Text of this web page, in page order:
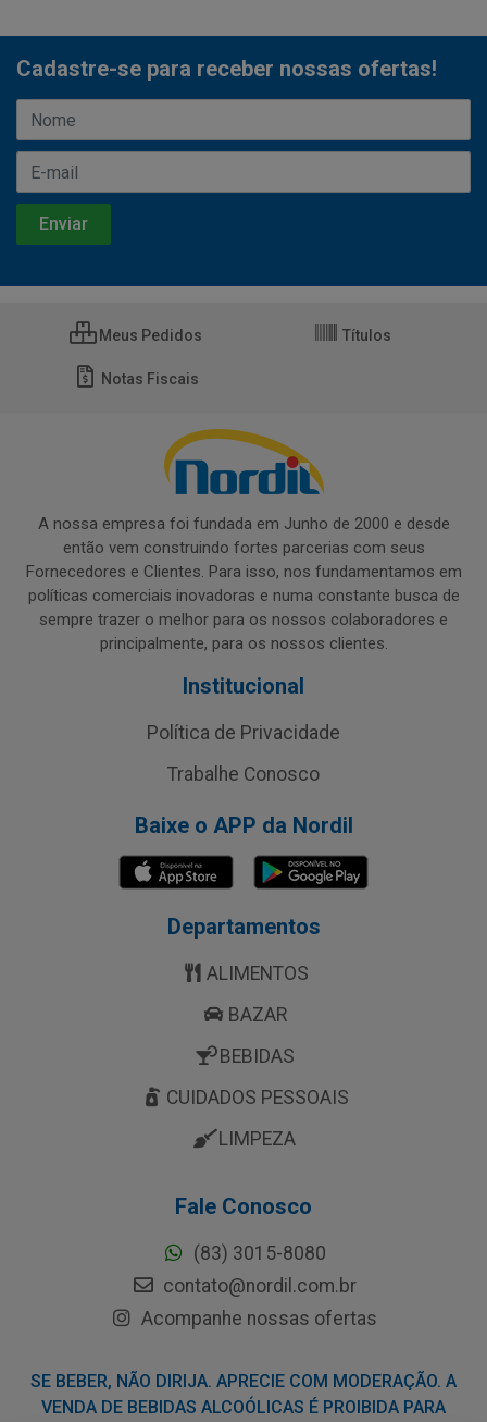
Cadastre-se para receber nossas ofertas!
Meus Pedidos Títulos
Notas Fiscais
A nossa empresa foi fundada em Junho de 2000 e desde
então vem construindo fortes parcerias com seus
Fornecedores e Clientes. Para isso, nos fundamentamos em
políticas comerciais inovadoras e numa constante busca de
sempre trazer o melhor para os nossos colaboradores e
principalmente, para os nossos clientes.
Institucional
Política de Privacidade
Trabalhe Conosco
Baixe o APP da Nordil
Departamentos
ALIMENTOS
BAZAR
BEBIDAS
CUIDADOS PESSOAIS
LIMPEZA
Fale Conosco
(83) 3015-8080
contato@nordil.com.br
Acompanhe nossas ofertas
SE BEBER, NÃO DIRIJA. APRECIE COM MODERAÇÃO. A
VENDA DE BEBIDAS ALCOÓLICAS É PROIBIDA PARA